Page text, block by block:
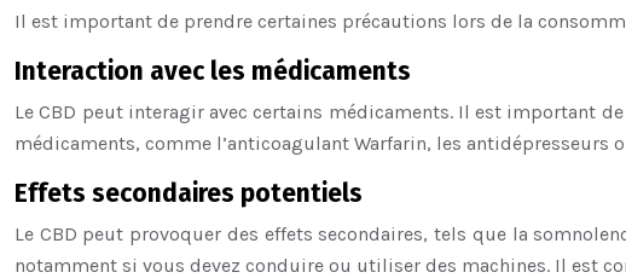
Il est important de prendre certaines précautions lors de la
Interaction avec les médicaments
Le CBD peut interagir avec certains médicaments. Il est important
médicaments, comme l’anticoagulant Warfarin, les antidépresseurs
Effets secondaires potentiels
Le CBD peut provoquer des effets secondaires, tels que la
notamment si vous devez conduire ou utiliser des machines. Il est